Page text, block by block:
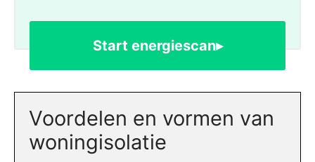
Start energiescan▸
Voordelen en vormen van
woningisolatie